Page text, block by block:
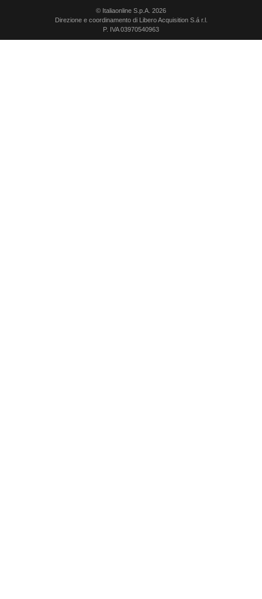
© Italiaonline S.p.A. 2026
Direzione e coordinamento di Libero Acquisition S.á r.l.
P. IVA 03970540963